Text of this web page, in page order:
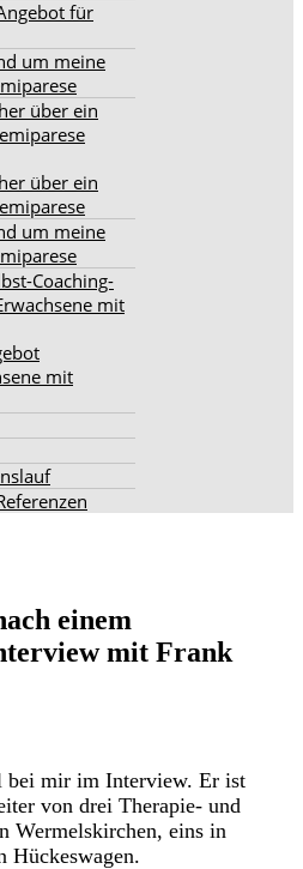
für
um meine
über ein
über ein
um meine
Coaching-
mit
mit
einem
mit Frank
bei mir im Interview. Er ist
von drei Therapie- und
Wermelskirchen, eins in
Hückeswagen.